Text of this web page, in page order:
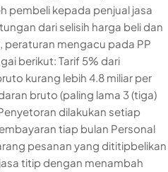
pembeli kepada penjual jasa
dari selisih harga beli dan
peraturan mengacu pada PP
berikut: Tarif 5% dari
kurang lebih 4.8 miliar per
bruto (paling lama 3 (tiga)
dilakukan setiap
tiap bulan Personal
pesanan yang dititipbelikan
titip dengan menambah